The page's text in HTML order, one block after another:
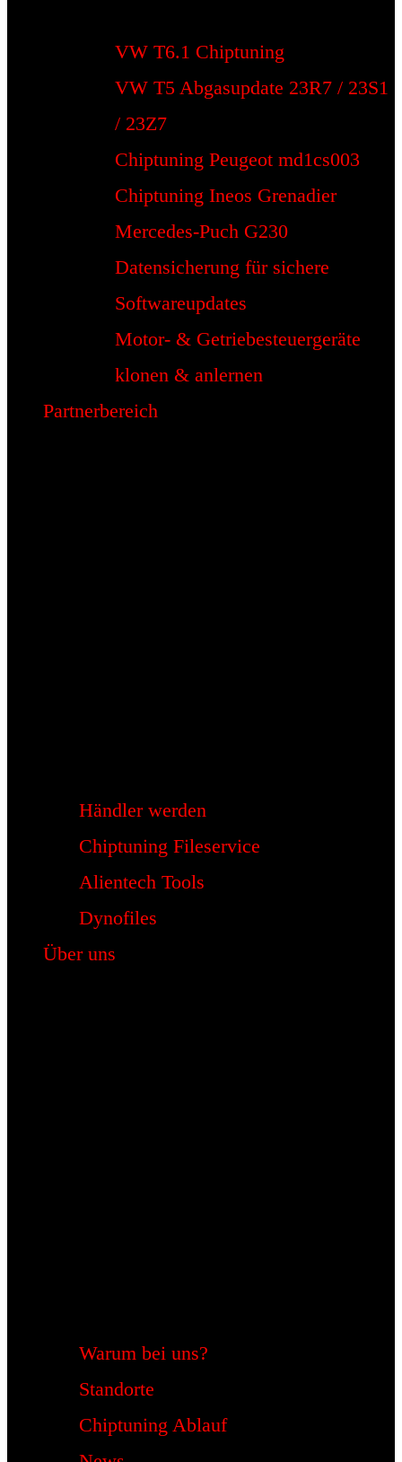
VW T6.1 Chiptuning
VW T5 Abgasupdate 23R7 / 23S1
/ 23Z7
Chiptuning Peugeot md1cs003
Chiptuning Ineos Grenadier
Mercedes-Puch G230
Datensicherung für sichere
Softwareupdates
Motor- & Getriebesteuergeräte
klonen & anlernen
Partnerbereich
Händler werden
Chiptuning Fileservice
Alientech Tools
Dynofiles
Über uns
Warum bei uns?
Standorte
Chiptuning Ablauf